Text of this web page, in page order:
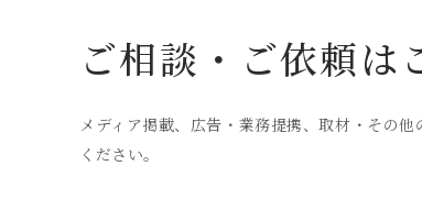
ご相談・ご依頼は
メディア掲載、広告・業務提携、取材・その
ください。